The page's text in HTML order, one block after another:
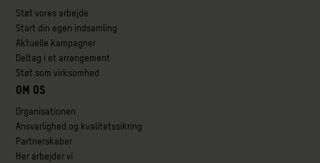
Støt vores arbejde
Start din egen indsamling
Aktuelle kampagner
Deltag i et arrangement
Støt som virksomhed
Om os
Organisationen
Ansvarlighed og kvalitetssikring
Partnerskaber
Her arbejder vi